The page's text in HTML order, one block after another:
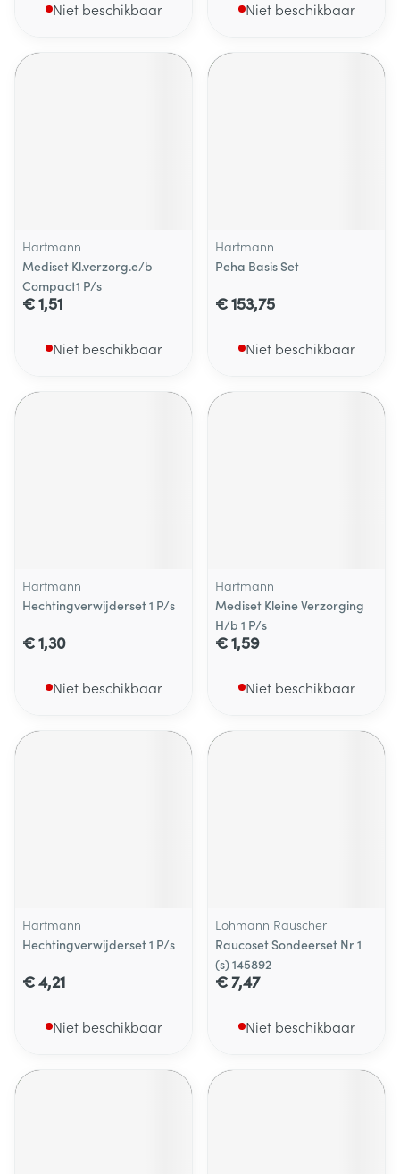
Niet beschikbaar Niet beschikbaar
Hartmann
Mediset Kl.verzorg.e/b
Compact1 P/s
€ 1,51
Niet beschikbaar
Hartmann
Peha Basis Set
€ 153,75
Niet beschikbaar
Hartmann
Hechtingverwijderset 1 P/s
€ 1,30
Niet beschikbaar
Hartmann
Mediset Kleine Verzorging
H/b 1 P/s
€ 1,59
Niet beschikbaar
Hartmann
Hechtingverwijderset 1 P/s
€ 4,21
Niet beschikbaar
Lohmann Rauscher
Raucoset Sondeerset Nr 1
(s) 145892
€ 7,47
Niet beschikbaar